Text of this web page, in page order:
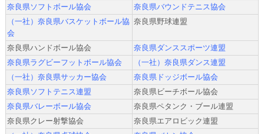
奈良県ソフトボール協会
奈良県バウンドテニス協会
（一社）奈良県バスケットボール協
会
奈良県野球連盟
奈良県ハンドボール協会
奈良県ダンススポーツ連盟
奈良県ラグビーフットボール協会
（一社）奈良県ダンス連盟
（一社）奈良県サッカー協会
奈良県ドッジボール協会
奈良県ソフトテニス連盟
奈良県ビーチボール協会
奈良県バレーボール協会
奈良県ペタンク・ブール連盟
奈良県クレー射撃協会
奈良県エアロビック連盟